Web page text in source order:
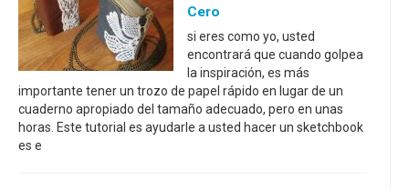
Cero
si eres como yo, usted
encontrará que cuando golpea
la inspiración, es más
importante tener un trozo de papel rápido en lugar de un
cuaderno apropiado del tamaño adecuado, pero en unas
horas. Este tutorial es ayudarle a usted hacer un sketchbook
es e